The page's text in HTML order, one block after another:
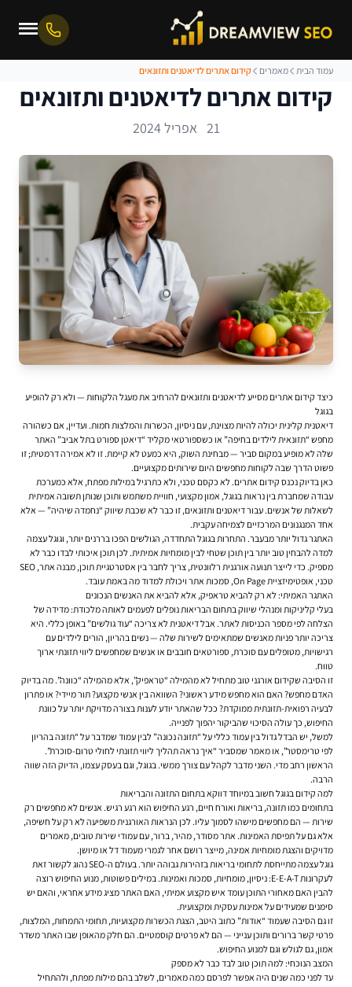
עמוד הבית מאמרים קידום אתרים לדיאטנים ותזונאים
קידום אתרים לדיאטנים ותזונאים
21 אפריל 2024
כיצד קידום אתרים מסייע לדיאטנים ותזונאים להרחיב את מעגל הלקוחות — ולא רק להופיע
בגוגל
דיאטנית קלינית יכולה להיות מצוינת, עם ניסיון, הכשרות והמלצות חמות. ועדיין, אם כשהורה
מחפש “תזונאית לילדים בחיפה” או כשספורטאי מקליד “דיאטן ספורט בתל אביב” האתר
שלה לא מופיע במקום סביר — מבחינת השוק, היא כמעט לא קיימת. זו לא אמירה דרמטית; זו
פשוט הדרך שבה לקוחות מחפשים היום שירותים מקצועיים.
כאן בדיוק נכנס קידום אתרים. לא כקסם טכני, ולא כתרגיל במילות מפתח, אלא כמערכת
עבודה שמחברת בין נראות בגוגל, אמון מקצועי, חוויית משתמש ותוכן שנותן תשובה אמיתית
לשאלות של אנשים. עבור דיאטנים ותזונאים, זו כבר לא שכבת שיווק “נחמדה שיהיה” — אלא
אחד המנגנונים המרכזיים לצמיחה עקבית.
האתגר גדול יותר מבעבר. התחרות בגוגל התחדדה, הגולשים הפכו בררנים יותר, וגוגל עצמה
למדה להבחין טוב יותר בין תוכן שטחי לבין מומחיות אמיתית. לכן תוכן איכותי לבדו כבר לא
מספיק. כדי לייצר תנועה אורגנית רלוונטית, צריך לחבר בין אסטרטגיית תוכן, מבנה אתר, SEO
טכני, אופטימיזציית On Page, סמכות אתר ויכולת למדוד מה באמת עובד.
האתגר האמיתי: לא רק להביא טראפיק, אלא להביא את האנשים הנכונים
בעלי קליניקות ומנהלי שיווק בתחום הבריאות נופלים לפעמים לאותה מלכודת: מדידה של
הצלחה לפי מספר הכניסות לאתר. אבל דיאטנית לא צריכה “עוד גולשים” באופן כללי. היא
צריכה יותר פניות מאנשים שמתאימים לשירות שלה — נשים בהריון, הורים לילדים עם
רגישויות, מטופלים עם סוכרת, ספורטאים חובבים או אנשים שמחפשים ליווי תזונתי ארוך
טווח.
זו הסיבה שקידום אורגני טוב מתחיל לא מהמילה “טראפיק”, אלא מהמילה “כוונה”. מה בדיוק
האדם מחפש? האם הוא מחפש מידע ראשוני? השוואה בין אנשי מקצוע? תור מיידי? או פתרון
לבעיה רפואית-תזונתית ממוקדת? ככל שהאתר יודע לענות בצורה מדויקת יותר על כוונת
החיפוש, כך עולה הסיכוי שהביקור יהפוך לפנייה.
למשל, יש הבדל גדול בין עמוד כללי על “תזונה נכונה” לבין עמוד שמדבר על “תזונה בהריון
לפי טרימסטר”, או מאמר שמסביר “איך נראה תהליך ליווי תזונתי לחולי טרום-סוכרת”.
הראשון רחב מדי. השני מדבר לקהל עם צורך ממשי. בגוגל, וגם בעסק עצמו, הדיוק הזה שווה
הרבה.
למה קידום בגוגל חשוב במיוחד דווקא בתחום התזונה והבריאות
בתחומים כמו תזונה, בריאות ואורח חיים, רגע החיפוש הוא רגע רגיש. אנשים לא מחפשים רק
שירות — הם מחפשים מישהו לסמוך עליו. לכן הנראות האורגנית משפיעה לא רק על חשיפה,
אלא גם על תפיסת האמינות. אתר מסודר, מהיר, ברור, עם עמודי שירות טובים, מאמרים
מדויקים והצגת מומחיות אמינה, מייצר רושם אחר לגמרי מעמוד דל או מיושן.
גוגל עצמה מתייחסת לתחומי בריאות בזהירות גבוהה יותר. בעולם ה-SEO נהוג לקשור זאת
לעקרונות E-E-A-T: ניסיון, מומחיות, סמכות ואמינות. במילים פשוטות, מנוע החיפוש רוצה
להבין האם מאחורי התוכן עומד איש מקצוע אמיתי, האם האתר מציג מידע אחראי, והאם יש
סימנים שמעידים על אמינות עסקית ומקצועית.
זו גם הסיבה שעמוד “אודות” כתוב היטב, הצגת הכשרות מקצועיות, תחומי התמחות, המלצות,
פרטי קשר ברורים ותוכן ענייני — הם לא פרטים קוסמטיים. הם חלק מהאופן שבו האתר משדר
אמון, גם לגולש וגם למנוע החיפוש.
המצב הנוכחי: למה תוכן טוב לבד כבר לא מספק
עד לפני כמה שנים היה אפשר לפרסם כמה מאמרים, לשלב בהם מילות מפתח, ולהתחיל